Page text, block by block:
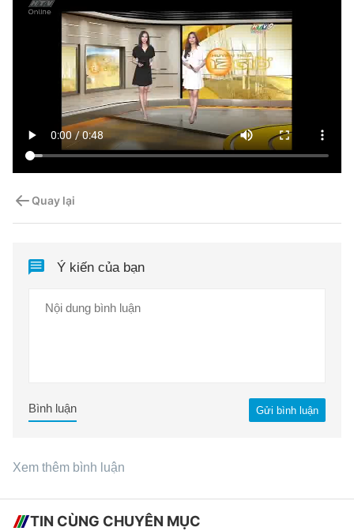
Quay lại
Ý kiến của bạn
Gửi bình luận
Bình luận
Xem thêm bình luận
TIN CÙNG CHUYÊN MỤC